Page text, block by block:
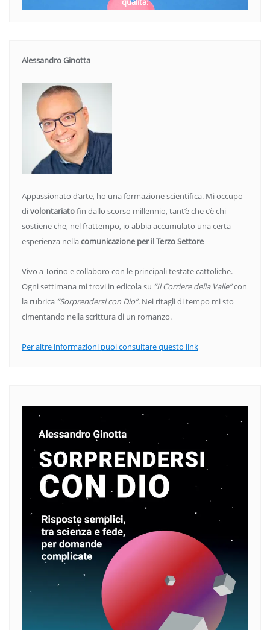
Alessandro Ginotta
Appassionato d’arte, ho una formazione scientifica. Mi occupo
divolontariatofin dallo scorso millennio, tant’è che c’è chi
sostiene che, nel frattempo, io abbia accumulato una certa
esperienza nellacomunicazione per il Terzo Settore
Vivo a Torino e collaboro con le principali testate cattoliche.
Ogni settimana mi trovi in edicola su “Il Corriere della Valle”con
la rubrica “Sorprendersi con Dio”. Nei ritagli di tempo mi sto
cimentando nella scrittura di un romanzo.
Per altre informazioni puoi consultare questo link